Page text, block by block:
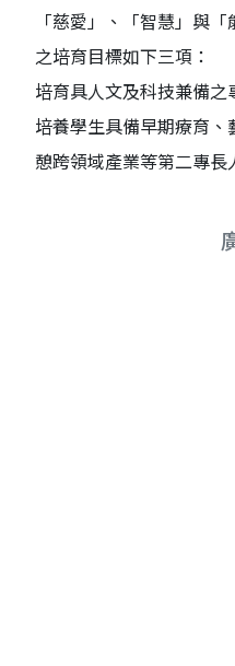
「慈愛」、「智慧」與
之培育目標如下三項：
培育具人文及科技兼備
培養學生具備早期療育
憩跨領域產業等第二專長